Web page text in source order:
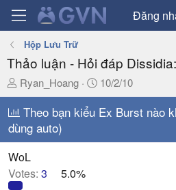
Đăng
Hộp Lưu Trữ
Thảo luận - Hỏi đáp
T
h
e
a
d
s
t
Ryan_Hoang
N
g
à
g
10/2/10
Theo bạn kiểu Ex Burst nào
dùng auto)
WoL
Votes: 3 5.0%